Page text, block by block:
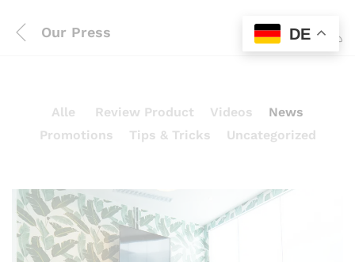
Our Press 0
Alle Review Product Videos
News
Promotions
Tips & Tricks Uncategorized
DE